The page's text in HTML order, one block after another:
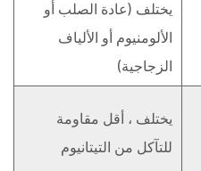
يختلف (عادة الصلب أو
الألومنيوم أو الألياف
الزجاجية)
يختلف ، أقل مقاومة
للتآكل من التيتانيوم